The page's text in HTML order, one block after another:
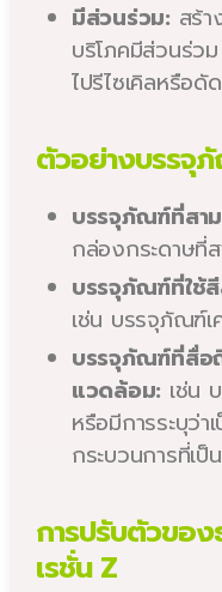
มีส่วนร่วม: สร้
บริโภคมีส่วนร่ว
ไปรีไซเคิลหรือดั
ตัวอย่างบรรจุ
บรรจุภัณฑ์ที่สาม
กล่องกระดาษที่
บรรจุภัณฑ์ที่ใช้
เช่น บรรจุภัณฑ์เ
บรรจุภัณฑ์ที่สื่อ
แวดล้อม: เช่น
หรือมีการระบุว่
กระบวนการที่เ
การปรับตัวของ
เรชั่น Z